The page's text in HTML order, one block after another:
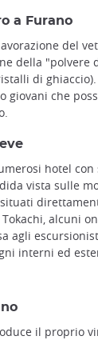
a Furano
del
della "polvere
di
giovani che
hotel
vista sulle
alcuni
agli
interni ed
il proprio